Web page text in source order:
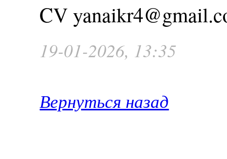
CV
19-01-2026, 13:35
Вернуться назад